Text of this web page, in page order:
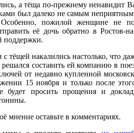
а тёща по-прежнему ненавидит
был далеко не самым
пожилой женщине не
её дочь обратно в Ростов-
поддержки.
тёщей накалились настолько, что
составить ей компанию в
от недавно купленной
15 ноября и только после
будет просить прощения и
мнение оставьте в комментариях.